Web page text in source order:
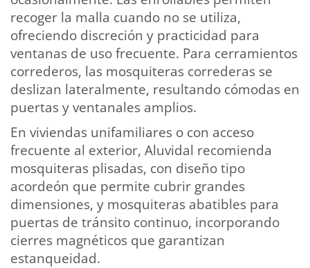
recoger la malla cuando no se utiliza,
ofreciendo discreción y practicidad para
ventanas de uso frecuente. Para cerramientos
correderos, las mosquiteras correderas se
deslizan lateralmente, resultando cómodas en
puertas y ventanales amplios.
En viviendas unifamiliares o con acceso
frecuente al exterior, Aluvidal recomienda
mosquiteras plisadas, con diseño tipo
acordeón que permite cubrir grandes
dimensiones, y mosquiteras abatibles para
puertas de tránsito continuo, incorporando
cierres magnéticos que garantizan
estanqueidad.